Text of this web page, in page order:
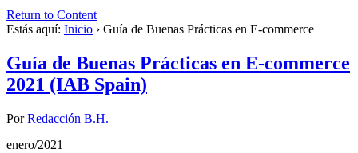
Return to Content
Estás aquí: Inicio › Guía de Buenas Prácticas en E-commerce
Guía de Buenas Prácticas en E-commerce
2021 (IAB Spain)
PorRedacción B.H.
enero/2021